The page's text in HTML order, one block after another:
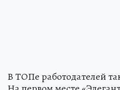
В ТОПе работодателей